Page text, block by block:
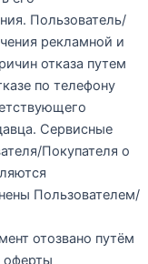
Пользователь/
рекламной и
отказа путем
по телефону
Сервисные
Покупателя о
Пользователем/
отозвано путём
оферты